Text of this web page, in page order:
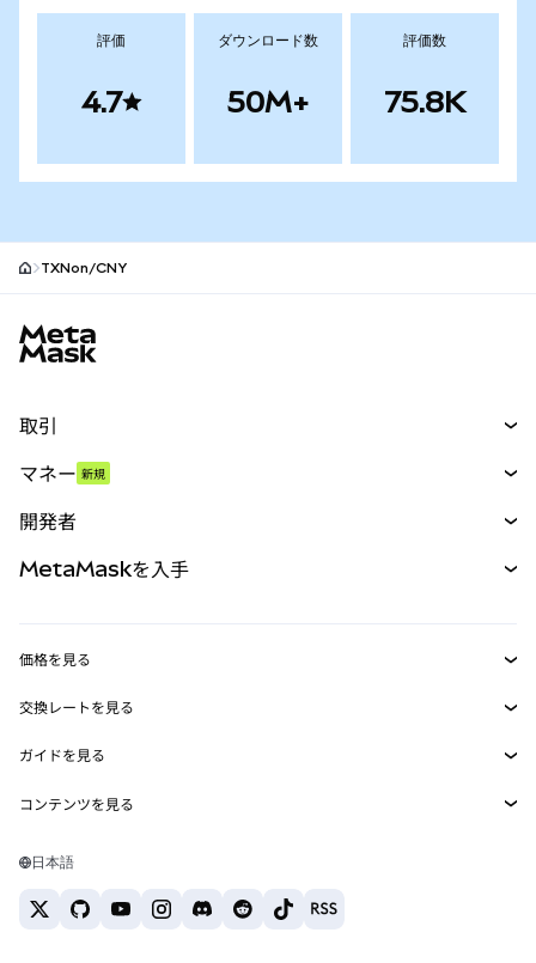
評価
4.7
ダウンロード数
50M+
評価数
75.8K
TXNon/CNY
取引
パーペチュアル
RWA
マネー 新規
開発者
MetaMask Connect
Snaps
Web3サービス
MetaMaskを入手
セキュリティ
サポート
キャリア
お問い合わせ
価格を見る
イーサリアムの価格
Solanaの価格
Tetherの価格
交換レートを見る
ETH→USD
USDT→INR
BTC→INR
ETH→USDT
ガイドを見る
ETHの購入
USDTの購入
コンテンツを見る
Solanaウォレット
日本語